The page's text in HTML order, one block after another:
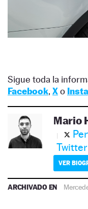
Sigue toda la
Facebook, Xo
Mario
Twitter
VER
ARCHIVADO EN